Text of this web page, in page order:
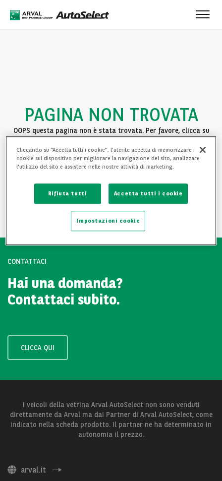
PAGINA NON TROVATA
OOPS questa pagina non è stata trovata. Per favore, clicca su
TORNA ALLA HOMEPAGE
CONTATTACI
Hai una domanda?
Contattaci subito.
CLICCA QUI
I veicoli della vetrina Arval AutoSelect non sono venduti
direttamente da Arval ma dai Partner di Arval AutoSelect, come
indicato nella scheda prodotto. Il partner ne ha determinato in
autonomia il prezzo.
arval.it
Cliccando su “Accetta tutti i cookie”, l'utente accetta di memorizzare i
cookie sul dispositivo per migliorare la navigazione del sito, analizzare
l'utilizzo del sito e assistere nelle nostre attività di marketing.
Rifiuta tutti Accetta tutti i cookie
Impostazioni cookie